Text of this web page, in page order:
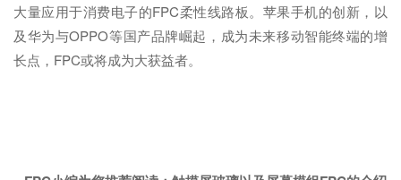
大量应用于消费电子的FPC柔性线路板。苹果手机的创新，以
及华为与OPPO等国产品牌崛起，成为未来移动智能终端的增
长点，FPC或将成为大获益者。